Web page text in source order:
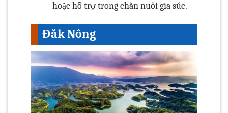
hoặc hỗ trợ trong chăn nuôi gia súc.
Đắk Nông